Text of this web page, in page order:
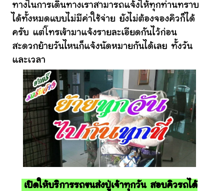
ทางในการเดินทางเราสามารถแจ้งให้ทุกท่านทราบ
ได้ทั้งหมดแบบไม่มีค่าใช้จ่าย ยังไม่ต้องจองคิวก็ได้
ครับ แต่โทรเข้ามาแจ้งรายละเอียดกันไว้ก่อน
สะดวกย้ายวันไหนก็แจ้งนัดหมายกันได้เลย ทั้งวัน
และเวลา
เปิดให้บริการรถขนส่งปู่เจ้าทุกวัน สอบคิวรถได้